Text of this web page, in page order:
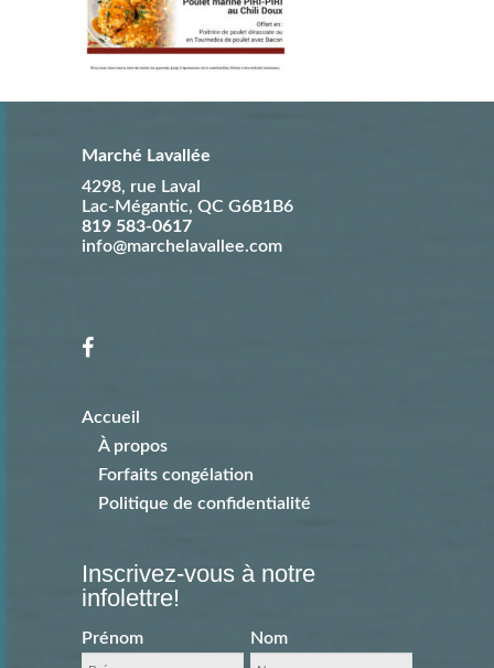
Marché Lavallée
4298, rue Laval
Lac-Mégantic, QC G6B1B6
819 583-0617
info@marchelavallee.com
Accueil
À propos
Forfaits congélation
Politique de confidentialité
Inscrivez-vous à notre
infolettre!
Prénom Nom